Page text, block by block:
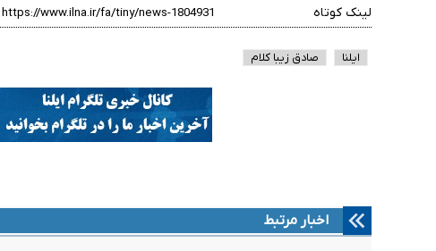
لینک کوتاه
ایلنا صادق زیبا کلام
اخبار مرتبط